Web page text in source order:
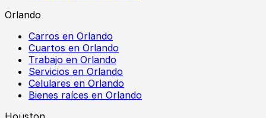
Orlando
Carros en Orlando
Cuartos en Orlando
Trabajo en Orlando
Servicios en Orlando
Celulares en Orlando
Bienes raíces en Orlando